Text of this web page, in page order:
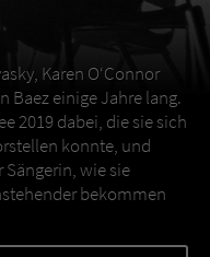
Karen O‘Connor
Baez einige Jahre lang.
2019 dabei, die sie sich
konnte, und
wie sie
bekommen